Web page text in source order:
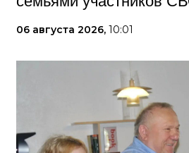
06 августа 2026, 10:01